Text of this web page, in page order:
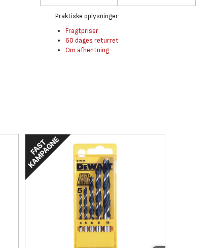
Praktiske oplysninger:
Fragtpriser
60 dages returret
Om afhentning